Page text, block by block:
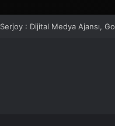
UETDS Nedir ? Uetds.com İle